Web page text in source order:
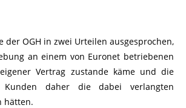
der OGH in zwei Urteilen ausgesprochen,
an einem von Euronet betriebenen
Vertrag zustande käme und die
Kunden daher die dabei verlangten
hätten.